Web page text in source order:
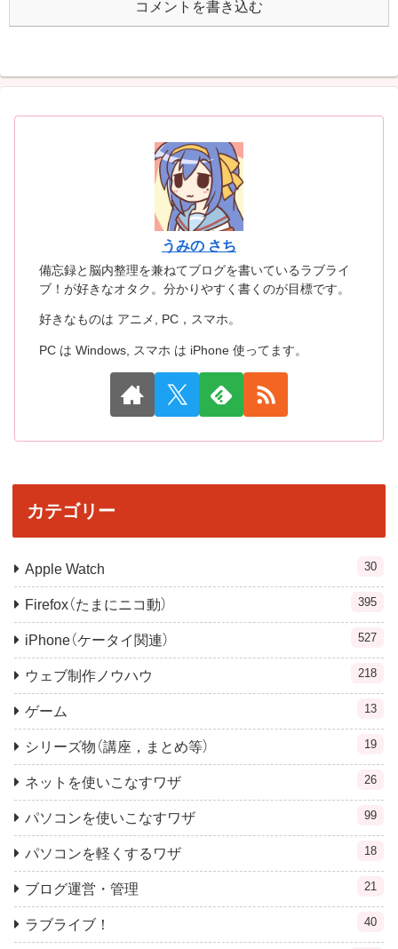
コメントを書き込む
うみの さち
備忘録と脳内整理を兼ねてブログを書いているラブライ
ブ！が好きなオタク。分かりやすく書くのが目標です。
好きなものは アニメ, PC，スマホ。
PC は Windows, スマホ は iPhone 使ってます。
カテゴリー
Apple Watch 30
Firefox（たまにニコ動） 395
iPhone（ケータイ関連） 527
ウェブ制作ノウハウ 218
ゲーム 13
シリーズ物（講座，まとめ等） 19
ネットを使いこなすワザ 26
パソコンを使いこなすワザ 99
パソコンを軽くするワザ 18
ブログ運営・管理 21
ラブライブ！ 40